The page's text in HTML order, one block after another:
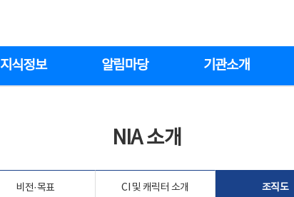
지식정보 알림마당 기관소개
NIA 소개
비전·목표 CI 및 캐릭터 소개 조직도